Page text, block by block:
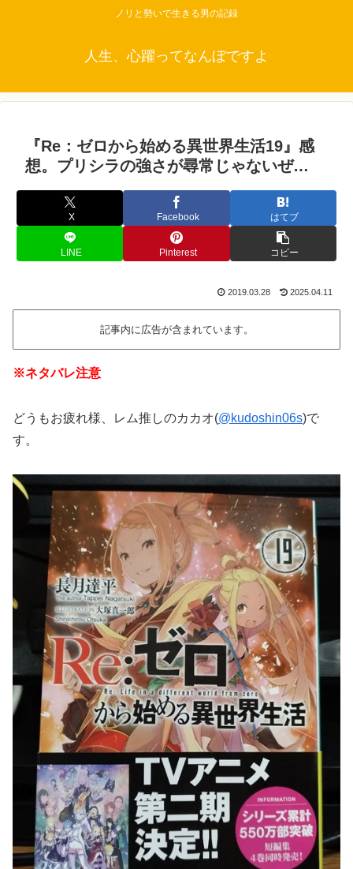
ノリと勢いで生きる男の記録
人生、心躍ってなんぼですよ
『Re：ゼロから始める異世界生活19』感
想。プリシラの強さが尋常じゃないぜ…
X Facebook はてブ
LINE Pinterest コピー
2019.03.28 2025.04.11
記事内に広告が含まれています。
※ネタバレ注意
どうもお疲れ様、レム推しのカカオ(@kudoshin06s)で
す。